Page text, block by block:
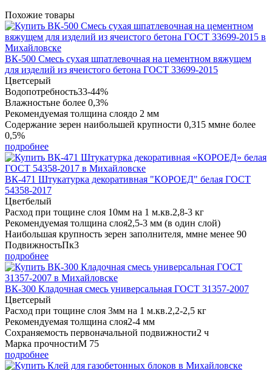
Похожие товары
ВК-500 Смесь сухая шпатлевочная на цементном вяжущем
для изделий из ячеистого бетона ГОСТ 33699-2015
Цветсерый
Водопотребность33-44%
Влажностьне более 0,3%
Рекомендуемая толщина слоядо 2 мм
Содержание зерен наибольшей крупности 0,315 ммне более
0,5%
подробнее
ВК-471 Штукатурка декоративная "КОРОЕД" белая ГОСТ
54358-2017
Цветбелый
Расход при тощине слоя 10мм на 1 м.кв.2,8-3 кг
Рекомендуемая толщина слоя2,5-3 мм (в один слой)
Наибольшая крупность зерен заполнителя, ммне менее 90
ПодвижностьПк3
подробнее
ВК-300 Кладочная смесь универсальная ГОСТ 31357-2007
Цветсерый
Расход при тощине слоя 3мм на 1 м.кв.2,2-2,5 кг
Рекомендуемая толщина слоя2-4 мм
Сохраняемость первоначальной подвижности2 ч
Марка прочностиМ 75
подробнее